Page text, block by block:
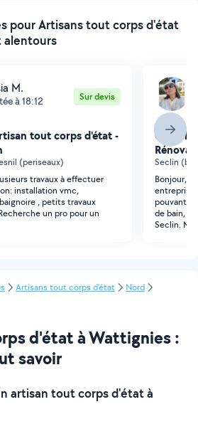
pour Artisans tout corps d'état
alentours
M.
à 18:12 Sur devis
tout corps d'état -
(periseaux)
travaux à effectuer
installation vmc,
, petits travaux
un pro pour un
Seclin
Bonjour,
entreprise
pouvant
de bain,
Seclin.
Artisans tout corps d'état
Nord
d'état à Wattignies :
savoir
artisan tout corps d'état à